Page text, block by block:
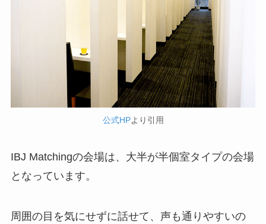
公式HPより引用
IBJ Matchingの会場は、大半が半個室タイプの会場
となっています。
周囲の目を気にせずに話せて、声も通りやすいの